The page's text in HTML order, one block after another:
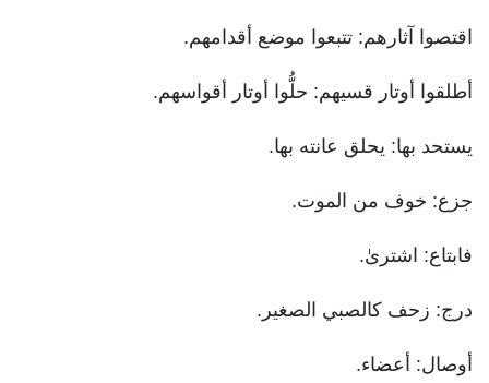
اقتصوا آثارهم: تتبعوا موضع أقدامهم.
أطلقوا أوتار قسيهم: حلُّوا أوتار أقواسهم.
يستحد بها: يحلق عانته بها.
جزع: خوف من الموت.
فابتاع: اشترىٰ.
درج: زحف كالصبي الصغير.
أوصال: أعضاء.